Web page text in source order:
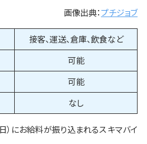
画像出典：プチジョブ
接客、運送、倉庫、飲食など
可能
可能
なし
）にお給料が振り込まれるスキマバイ